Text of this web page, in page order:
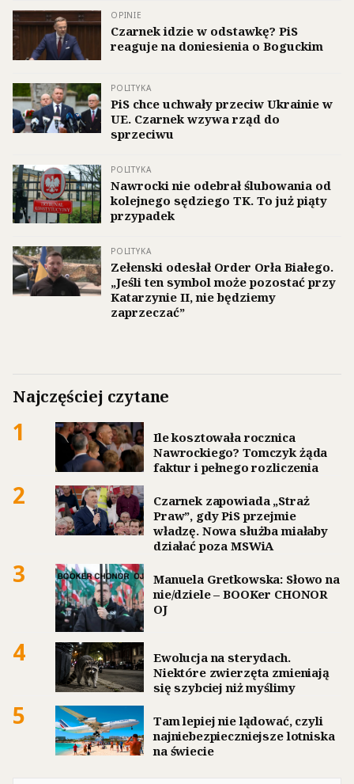
OPINIE
Czarnek idzie w odstawkę? PiS
reaguje na doniesienia o Boguckim
POLITYKA
PiS chce uchwały przeciw Ukrainie w
UE. Czarnek wzywa rząd do
sprzeciwu
POLITYKA
Nawrocki nie odebrał ślubowania od
kolejnego sędziego TK. To już piąty
przypadek
POLITYKA
Zełenski odesłał Order Orła Białego.
„Jeśli ten symbol może pozostać przy
Katarzynie II, nie będziemy
zaprzeczać”
Najczęściej czytane
1
Ile kosztowała rocznica
Nawrockiego? Tomczyk żąda
faktur i pełnego rozliczenia
2
Czarnek zapowiada „Straż
Praw”, gdy PiS przejmie
władzę. Nowa służba miałaby
działać poza MSWiA
3
Manuela Gretkowska: Słowo na
nie/dziele – BOOKer CHONOR
OJ
4
Ewolucja na sterydach.
Niektóre zwierzęta zmieniają
się szybciej niż myślimy
5
Tam lepiej nie lądować, czyli
najniebezpieczniejsze lotniska
na świecie